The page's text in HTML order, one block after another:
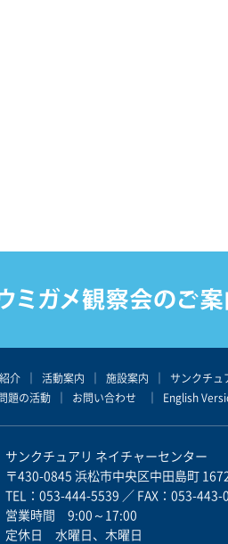
介 ｜ 活動案内 ｜ 施設案内 ｜ サンクチュ
題の活動 ｜ お問い合わせ ｜ English
サンクチュアリ ネイチャーセンター
〒430-0845 浜松市中央区中田島町
TEL：053-444-5539 ／ FAX：053-443-
営業時間 9:00～17:00
定休日 水曜日、木曜日